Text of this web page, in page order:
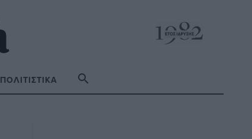
ΠΟΛΙΤΙΣΤΙΚΆ